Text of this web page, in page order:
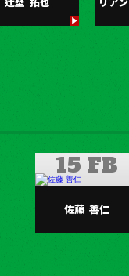
15 FB
佐藤 善仁